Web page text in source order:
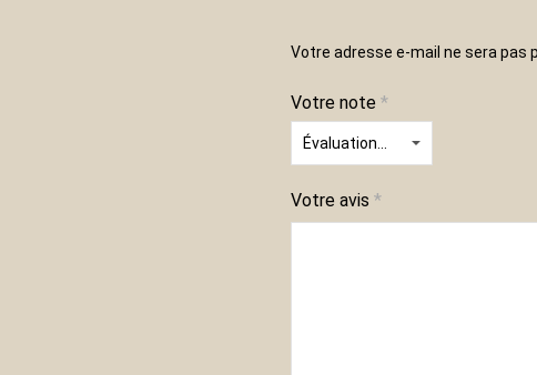
Votre adresse e-mail ne sera pas
Votre note *
Votre avis *